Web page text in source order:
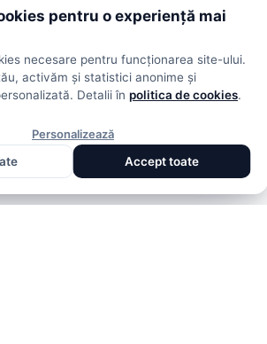
drepturile rezervate.
Scoruri live
pentru o experiență mai
necesare pentru funcționarea site-ului.
activăm și statistici anonime și
Detalii în politica de cookies.
Personalizează
Accept toate